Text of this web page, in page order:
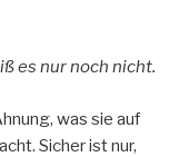
es nur noch nicht.
was sie auf
Sicher ist nur,